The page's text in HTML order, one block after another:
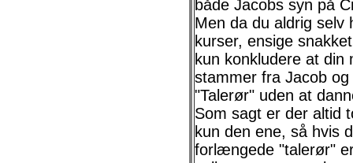
både Jacobs syn på
Men da du aldrig selv
kurser, ensige
kun konkludere at din
stammer fra Jacob
"Talerør" uden at
Som sagt er der altid
kun den ene, så hvis
forlængede "talerør"